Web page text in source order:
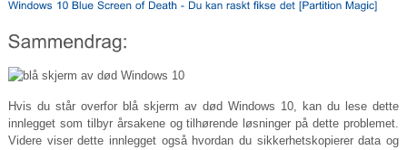
Hvis du står overfor blå skjerm av død Windows 10, kan du lese dette
innlegget som tilbyr årsakene og tilhørende løsninger på dette problemet.
Videre viser dette innlegget også hvordan du sikkerhetskopierer data og